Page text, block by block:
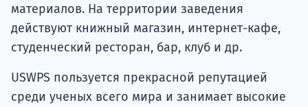
материалов. На территории заведения
действуют книжный магазин, интернет-кафе,
студенческий ресторан, бар, клуб и др.
USWPS пользуется прекрасной репутацией
среди ученых всего мира и занимает высокие